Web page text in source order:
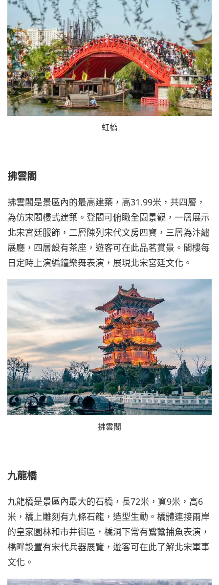
虹橋
拂雲閣
拂雲閣是景區內的最高建築，高31.99米，共四層，
為仿宋閣樓式建築。登閣可俯瞰全園景觀，一層展示
北宋宮廷服飾，二層陳列宋代文房四寶，三層為汴繡
展廳，四層設有茶座，遊客可在此品茗賞景。閣樓每
日定時上演編鐘樂舞表演，展現北宋宮廷文化。
拂雲閣
九龍橋
九龍橋是景區內最大的石橋，長72米，寬9米，高6
米，橋上雕刻有九條石龍，造型生動。橋體連接兩岸
的皇家園林和市井街區，橋洞下常有鷺鷥捕魚表演，
橋畔設置有宋代兵器展覽，遊客可在此了解北宋軍事
文化。